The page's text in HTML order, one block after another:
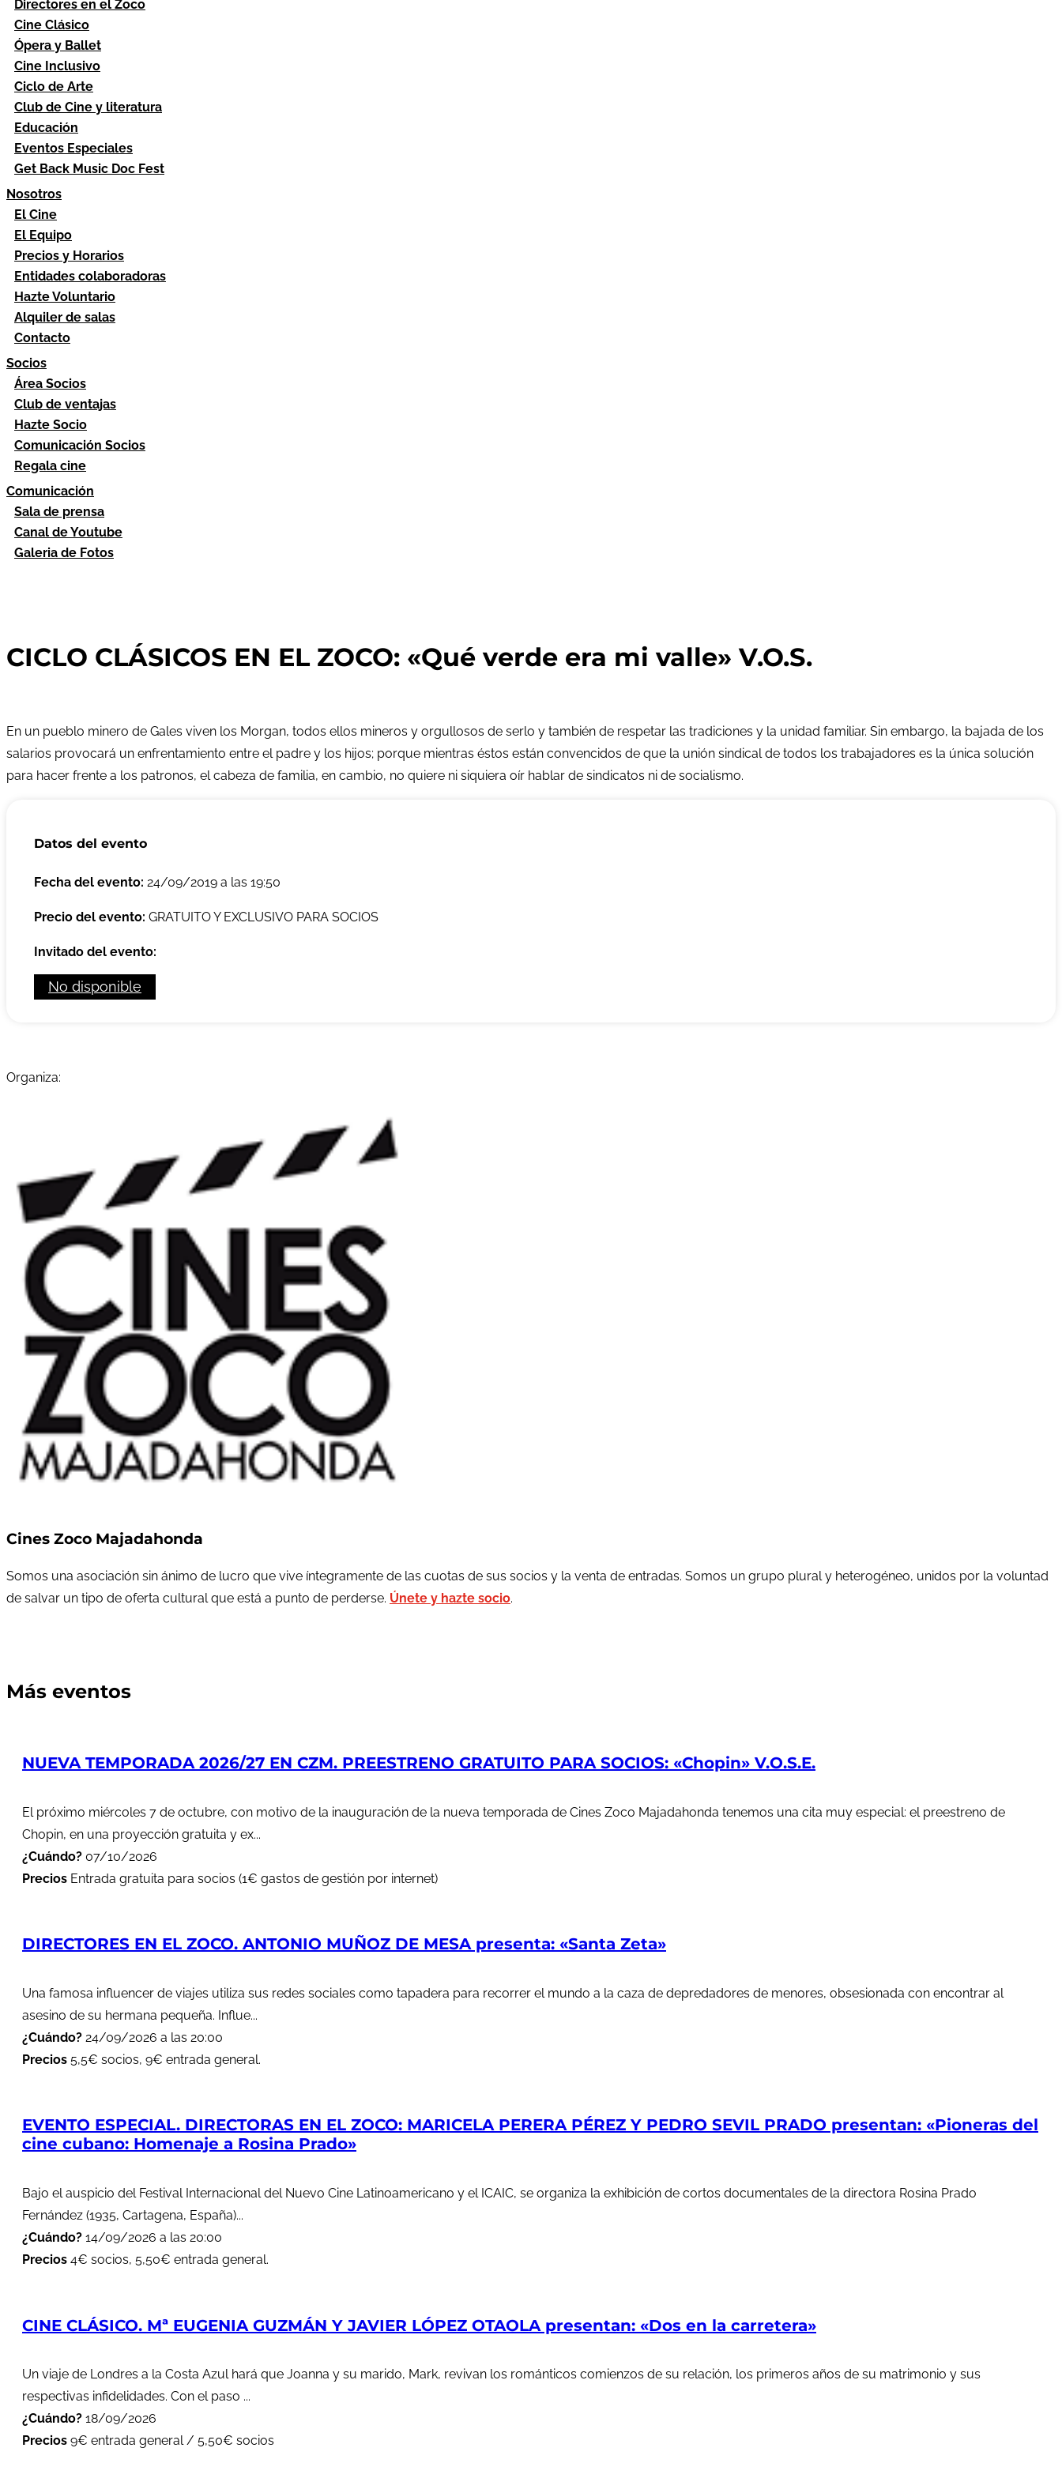
Directores en el Zoco
Cine Clásico
Ópera y Ballet
Cine Inclusivo
Ciclo de Arte
Club de Cine y literatura
Educación
Eventos Especiales
Get Back Music Doc Fest
Nosotros
El Cine
El Equipo
Precios y Horarios
Entidades colaboradoras
Hazte Voluntario
Alquiler de salas
Contacto
Socios
Área Socios
Club de ventajas
Hazte Socio
Comunicación Socios
Regala cine
Comunicación
Sala de prensa
Canal de Youtube
Galeria de Fotos
CICLO CLÁSICOS EN EL ZOCO: «Qué verde era mi valle» V.O.S.
En un pueblo minero de Gales viven los Morgan, todos ellos mineros y orgullosos de serlo y también de respetar las tradiciones y la unidad familiar. Sin embargo, la bajada de los
salarios provocará un enfrentamiento entre el padre y los hijos; porque mientras éstos están convencidos de que la unión sindical de todos los trabajadores es la única solución
para hacer frente a los patronos, el cabeza de familia, en cambio, no quiere ni siquiera oír hablar de sindicatos ni de socialismo.
Datos del evento
Fecha del evento: 24/09/2019 a las 19:50
Precio del evento: GRATUITO Y EXCLUSIVO PARA SOCIOS
Invitado del evento:
No disponible
Organiza:
Cines Zoco Majadahonda
Somos una asociación sin ánimo de lucro que vive íntegramente de las cuotas de sus socios y la venta de entradas. Somos un grupo plural y heterogéneo, unidos por la voluntad
de salvar un tipo de oferta cultural que está a punto de perderse. Únete y hazte socio.
Más eventos
NUEVA TEMPORADA 2026/27 EN CZM. PREESTRENO GRATUITO PARA SOCIOS: «Chopin» V.O.S.E.
El próximo miércoles 7 de octubre, con motivo de la inauguración de la nueva temporada de Cines Zoco Majadahonda tenemos una cita muy especial: el preestreno de
Chopin, en una proyección gratuita y ex...
¿Cuándo? 07/10/2026
Precios Entrada gratuita para socios (1€ gastos de gestión por internet)
DIRECTORES EN EL ZOCO. ANTONIO MUÑOZ DE MESA presenta: «Santa Zeta»
Una famosa influencer de viajes utiliza sus redes sociales como tapadera para recorrer el mundo a la caza de depredadores de menores, obsesionada con encontrar al
asesino de su hermana pequeña. Influe...
¿Cuándo? 24/09/2026 a las 20:00
Precios 5,5€ socios, 9€ entrada general.
EVENTO ESPECIAL. DIRECTORAS EN EL ZOCO: MARICELA PERERA PÉREZ Y PEDRO SEVIL PRADO presentan: «Pioneras del
cine cubano: Homenaje a Rosina Prado»
Bajo el auspicio del Festival Internacional del Nuevo Cine Latinoamericano y el ICAIC, se organiza la exhibición de cortos documentales de la directora Rosina Prado
Fernández (1935, Cartagena, España)...
¿Cuándo? 14/09/2026 a las 20:00
Precios 4€ socios, 5,50€ entrada general.
CINE CLÁSICO. Mª EUGENIA GUZMÁN Y JAVIER LÓPEZ OTAOLA presentan: «Dos en la carretera»
Un viaje de Londres a la Costa Azul hará que Joanna y su marido, Mark, revivan los románticos comienzos de su relación, los primeros años de su matrimonio y sus
respectivas infidelidades. Con el paso ...
¿Cuándo? 18/09/2026
Precios 9€ entrada general / 5,50€ socios